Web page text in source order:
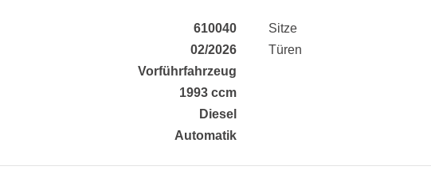
610040
02/2026
Vorführfahrzeug
1993 ccm
Diesel
Automatik
Sitze
Türen